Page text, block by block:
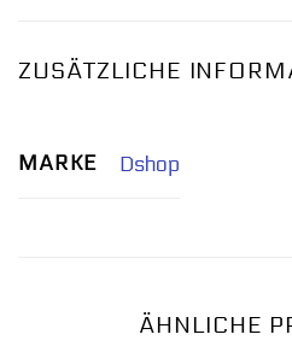
ZUSÄTZLICHE
MARKE Dshop
ÄHNLICHE